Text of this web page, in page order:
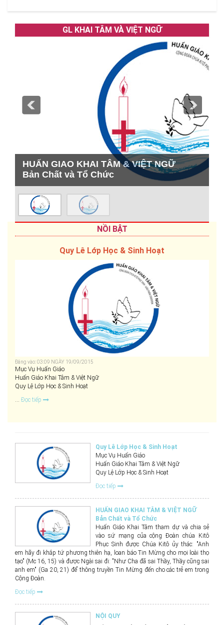
GL KHAI TÂM VÀ VIỆT NGỮ
HUẤN GIAO KHAI TÂM & VIỆT NGỮ
Bản Chất và Tổ Chức
NỒI BẬT
Quy Lê Lớp Học & Sinh Hoạt
Đăng vào: 03:09 NGÀY 19/09/2015
Mục Vụ Huấn Giáo
Huấn Giáo Khai Tâm & Việt Ngữ
Quy Lệ Lớp Học & Sinh Hoạt
... Đọc tiếp
Quy Lê Lớp Học & Sinh Hoạt
Mục Vụ Huấn Giáo
Huấn Giáo Khai Tâm & Việt Ngữ
Quy Lệ Lớp Học & Sinh Hoạt
Đọc tiếp
HUẤN GIAO KHAI TÂM & VIỆT NGỮ
Bản Chất và Tổ Chức
Huấn Giáo Khai Tâm tham dự và chia sẻ
vào sứ mạng của cộng Đoàn chúa Kitô
Phục Sinh được Chúa Kitô ủy thác: "Anh
em hãy đi khắp tứ phương thiên hạ, loan báo Tin Mừng cho mọi loài thọ
tạo" (Mc 16, 15) và được Ngài sai đi: "Như Cha đã sai Thầy, Thầy cũng sai
anh em" (Ga 20, 21) để thông truyền Tin Mừng đến cho các trẻ em trong
Cộng Đoàn.
Đọc tiếp
NỘI QUY